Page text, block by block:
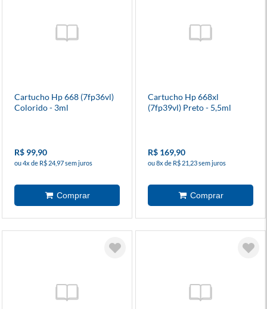
Cartucho Hp 668 (7fp36vl)
Colorido - 3ml
R$ 99,90
ou 4x de R$ 24,97 sem juros
Cartucho Hp 668xl
(7fp39vl) Preto - 5,5ml
R$ 169,90
ou 8x de R$ 21,23 sem juros